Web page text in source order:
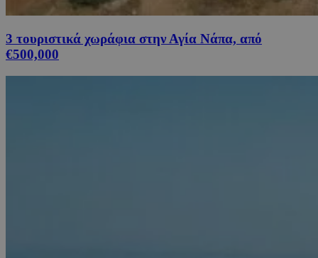
3 τουριστικά χωράφια στην Αγία Νάπα, από
€500,000